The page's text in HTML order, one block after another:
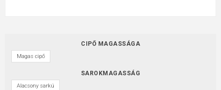
CIPŐ MAGASSÁGA
Magas cipő
SAROKMAGASSÁG
Alacsony sarkú